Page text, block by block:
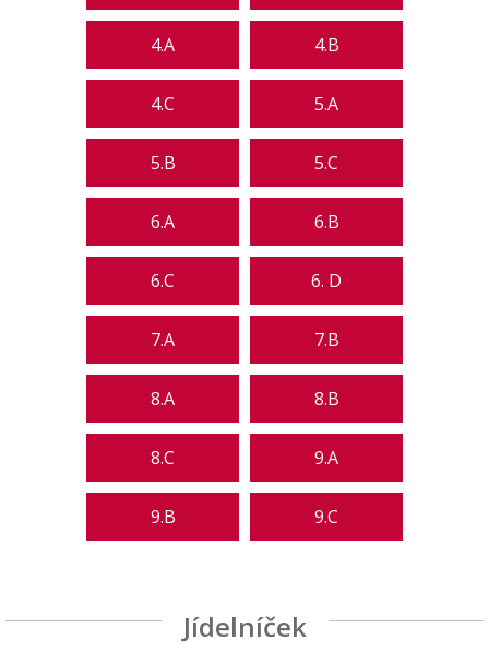
4.A 4.B
4.C 5.A
5.B 5.C
6.A 6.B
6.C 6. D
7.A 7.B
8.A 8.B
8.C 9.A
9.B 9.C
Jídelníček